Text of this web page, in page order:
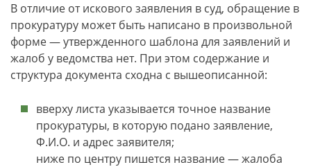
В отличие от искового заявления в суд, обращение в
прокуратуру может быть написано в произвольной
форме — утвержденного шаблона для заявлений и
жалоб у ведомства нет. При этом содержание и
структура документа сходна с вышеописанной:
вверху листа указывается точное название
прокуратуры, в которую подано заявление,
Ф.И.О. и адрес заявителя;
ниже по центру пишется название — жалоба